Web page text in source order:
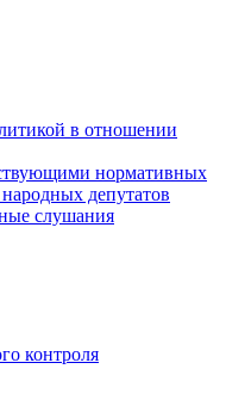
в отношении
нормативных
депутатов
слушания
контроля